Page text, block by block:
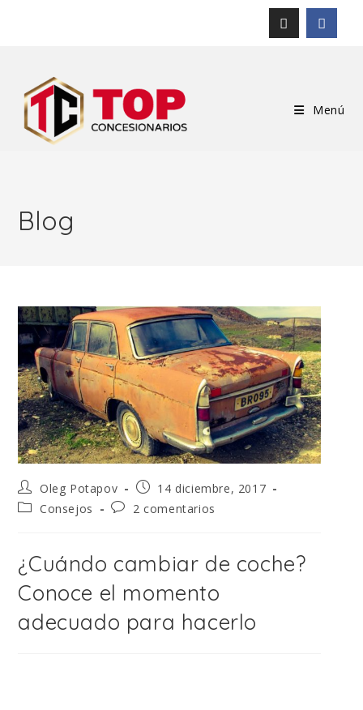
Menú
Blog
Oleg Potapov
14 diciembre, 2017
Consejos
2 comentarios
¿Cuándo cambiar de coche?
Conoce el momento
adecuado para hacerlo